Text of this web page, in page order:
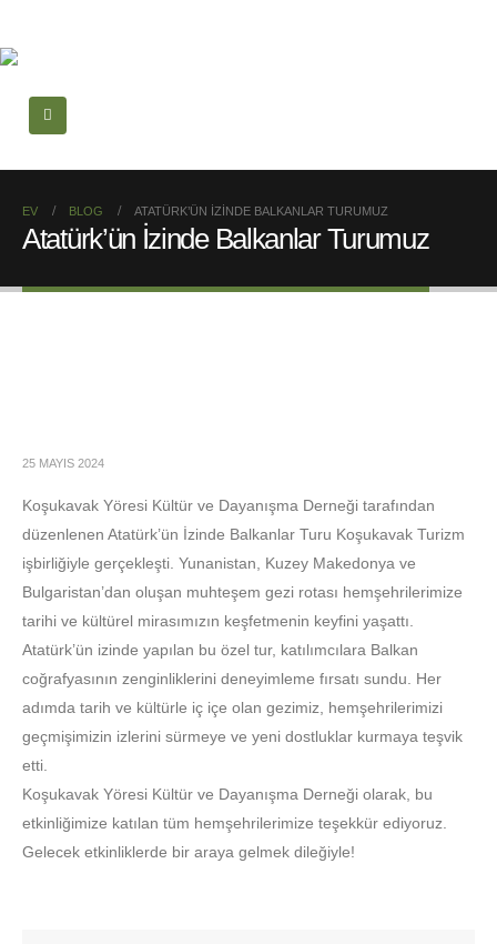
EV BLOG ATATÜRK’ÜN İZINDE BALKANLAR TURUMUZ
Atatürk’ün İzinde Balkanlar Turumuz
25 MAYIS 2024
Koşukavak Yöresi Kültür ve Dayanışma Derneği tarafından
düzenlenen Atatürk’ün İzinde Balkanlar Turu Koşukavak Turizm
işbirliğiyle gerçekleşti. Yunanistan, Kuzey Makedonya ve
Bulgaristan’dan oluşan muhteşem gezi rotası hemşehrilerimize
tarihi ve kültürel mirasımızın keşfetmenin keyfini yaşattı.
Atatürk’ün izinde yapılan bu özel tur, katılımcılara Balkan
coğrafyasının zenginliklerini deneyimleme fırsatı sundu. Her
adımda tarih ve kültürle iç içe olan gezimiz, hemşehrilerimizi
geçmişimizin izlerini sürmeye ve yeni dostluklar kurmaya teşvik
etti.
Koşukavak Yöresi Kültür ve Dayanışma Derneği olarak, bu
etkinliğimize katılan tüm hemşehrilerimize teşekkür ediyoruz.
Gelecek etkinliklerde bir araya gelmek dileğiyle!